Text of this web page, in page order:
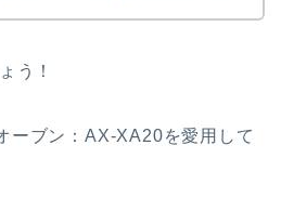
う！
ーブン：AX-XA20を愛用して